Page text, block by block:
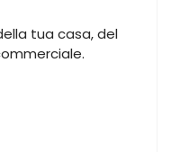
tua casa, del